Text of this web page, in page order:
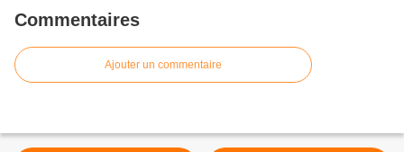
Commentaires
Ajouter un commentaire